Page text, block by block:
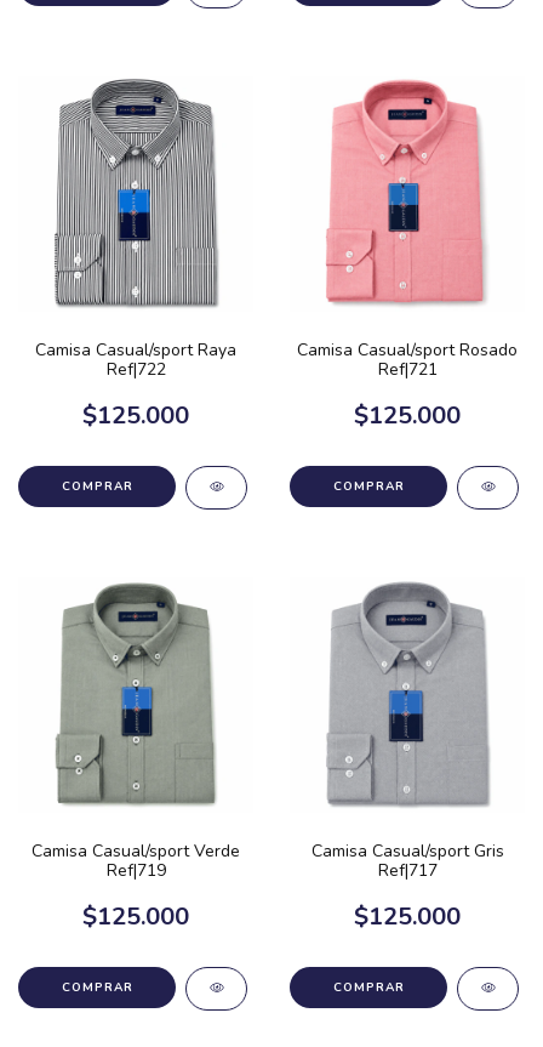
Camisa Casual/sport Raya
Ref|722
$125.000
COMPRAR
Camisa Casual/sport Rosado
Ref|721
$125.000
COMPRAR
Camisa Casual/sport Verde
Ref|719
$125.000
COMPRAR
Camisa Casual/sport Gris
Ref|717
$125.000
COMPRAR